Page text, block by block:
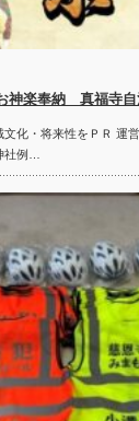
神楽奉納 真福寺自
文化・将来性をＰＲ 運
社例…